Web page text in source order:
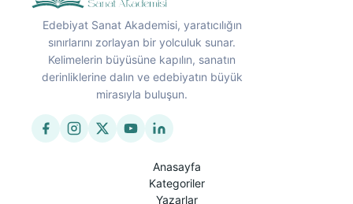
Edebiyat Sanat Akademisi, yaratıcılığın
sınırlarını zorlayan bir yolculuk sunar.
Kelimelerin büyüsüne kapılın, sanatın
derinliklerine dalın ve edebiyatın büyük
mirasıyla buluşun.
Anasayfa
Kategoriler
Yazarlar